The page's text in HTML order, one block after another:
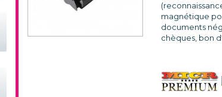
magnétique
documents
chèques, bon